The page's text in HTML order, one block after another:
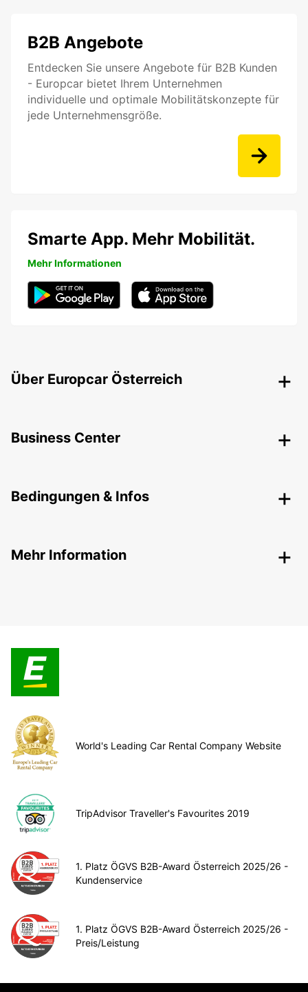
B2B Angebote
Entdecken Sie unsere Angebote für B2B Kunden
- Europcar bietet Ihrem Unternehmen
individuelle und optimale Mobilitätskonzepte für
jede Unternehmensgröße.
Smarte App. Mehr Mobilität.
Mehr Informationen
Über Europcar Österreich
Business Center
Bedingungen & Infos
Mehr Information
World's Leading Car Rental Company Website
TripAdvisor Traveller's Favourites 2019
1. Platz ÖGVS B2B-Award Österreich 2025/26 -
Kundenservice
1. Platz ÖGVS B2B-Award Österreich 2025/26 -
Preis/Leistung